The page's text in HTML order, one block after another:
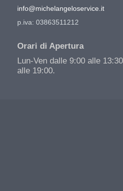
info@michelangeloservice.it
p.iva: 03863511212
Orari di Apertura
Lun-Ven dalle 9:00 alle
alle 19:00.